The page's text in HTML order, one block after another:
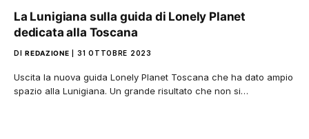
La Lunigiana sulla guida di Lonely Planet
dedicata alla Toscana
DI REDAZIONE 31 OTTOBRE 2023
Uscita la nuova guida Lonely Planet Toscana che ha dato ampio
spazio alla Lunigiana. Un grande risultato che non si…